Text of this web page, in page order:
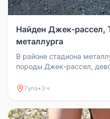
Найден Джек-рассел,
металлурга
В районе стадиона
породы Джек-рассел,
Тула• 3 ч